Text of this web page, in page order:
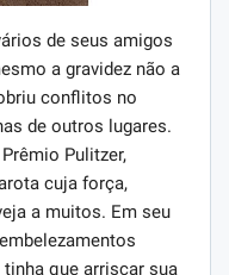
de seus amigos
a gravidez não a
conflitos no
de outros lugares.
Pulitzer,
cuja força,
a muitos. Em seu
que arriscar sua